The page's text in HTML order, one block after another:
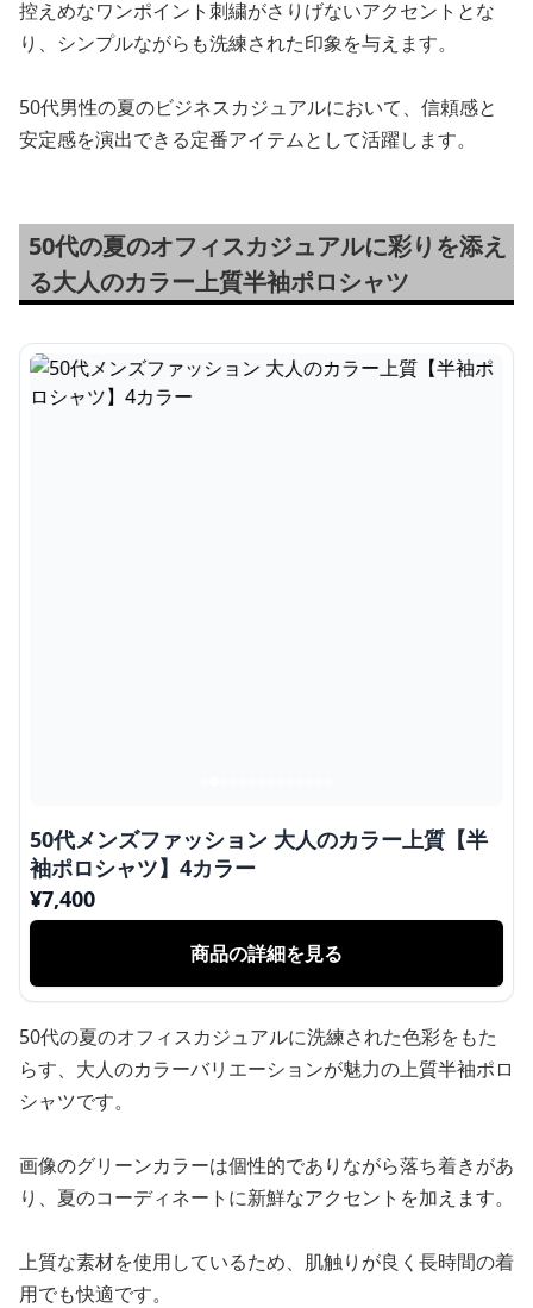
控えめなワンポイント刺繍がさりげないアクセントとな
り、シンプルながらも洗練された印象を与えます。
50代男性の夏のビジネスカジュアルにおいて、信頼感と
安定感を演出できる定番アイテムとして活躍します。
50代の夏のオフィスカジュアルに彩りを添え
る大人のカラー上質半袖ポロシャツ
50代メンズファッション 大人のカラー上質【半
袖ポロシャツ】4カラー
¥7,400
商品の詳細を見る
50代の夏のオフィスカジュアルに洗練された色彩をもた
らす、大人のカラーバリエーションが魅力の上質半袖ポロ
シャツです。
画像のグリーンカラーは個性的でありながら落ち着きがあ
り、夏のコーディネートに新鮮なアクセントを加えます。
上質な素材を使用しているため、肌触りが良く長時間の着
用でも快適です。